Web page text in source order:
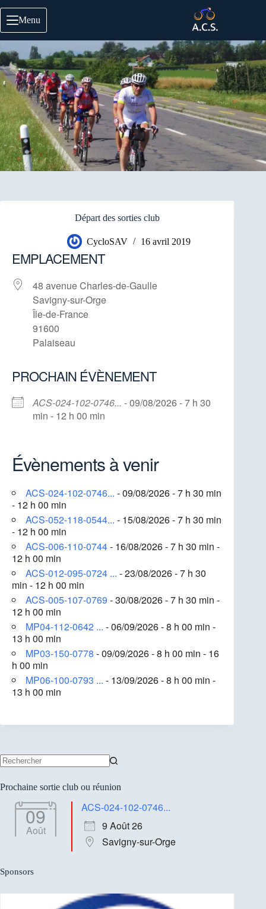
au
contenu
Menu
Départ des sorties club
CycloSAV 16 avril 2019
EMPLACEMENT
48 avenue Charles-de-Gaulle
Savigny-sur-Orge
Île-de-France
91600
Palaiseau
PROCHAIN ÉVÈNEMENT
ACS-024-102-0746... - 09/08/2026 - 7 h 30
min - 12 h 00 min
Évènements à venir
ACS-024-102-0746... - 09/08/2026 - 7 h 30 min
- 12 h 00 min
ACS-052-118-0544... - 15/08/2026 - 7 h 30 min
- 12 h 00 min
ACS-006-110-0744- 16/08/2026 - 7 h 30 min -
12 h 00 min
ACS-012-095-0724 ... - 23/08/2026 - 7 h 30
min - 12 h 00 min
ACS-005-107-0769 - 30/08/2026 - 7 h 30 min -
12 h 00 min
MP04-112-0642 ... - 06/09/2026 - 8 h 00 min -
13 h 00 min
MP03-150-0778 - 09/09/2026 - 8 h 00 min - 16
h 00 min
MP06-100-0793 ... - 13/09/2026 - 8 h 00 min -
13 h 00 min
résultat
Prochaine sortie club ou réunion
09
Août
ACS-024-102-0746...
9 Août 26
Savigny-sur-Orge
Sponsors